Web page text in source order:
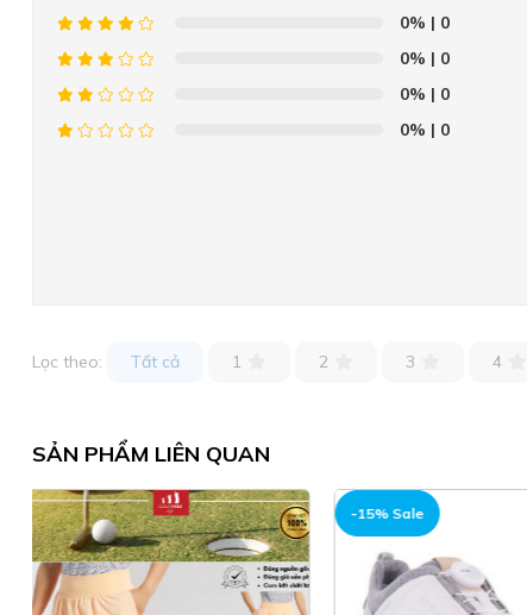
0% | 0
0% | 0
0% | 0
0% | 0
Lọc theo: Tất cả 1 2 3 4
SẢN PHẨM LIÊN QUAN
-15% Sale -15% Sale